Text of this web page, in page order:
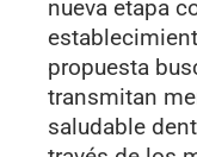
nueva etapa
propuesta
transmitan
saludable